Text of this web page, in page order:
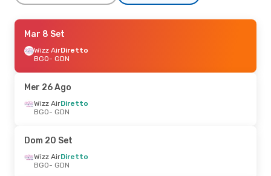
Gio 10 Set
Wizz AirDiretto
BGO- GDN
GDN- BGO
Gio 1 Ott- Dom 4 Ott
Wizz AirDiretto
GDN- BGO
Mar 8 Set
Wizz AirDiretto
BGO- GDN
Mer 26 Ago
Wizz AirDiretto
BGO- GDN
Dom 20 Set
Wizz AirDiretto
BGO- GDN